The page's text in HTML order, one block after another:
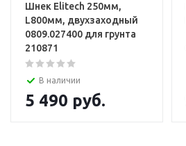
Шнек Elitech 250мм,
L800мм, двухзаходный
0809.027400 для грунта
210871
В наличии
5 490 руб.